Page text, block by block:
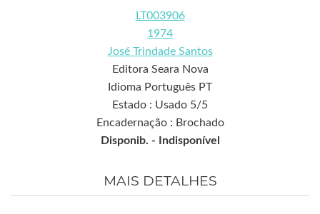
LT003906
1974
José Trindade Santos
Editora Seara Nova
Idioma Português PT
Estado : Usado 5/5
Encadernação : Brochado
Disponib. -
Indisponível
MAIS DETALHES